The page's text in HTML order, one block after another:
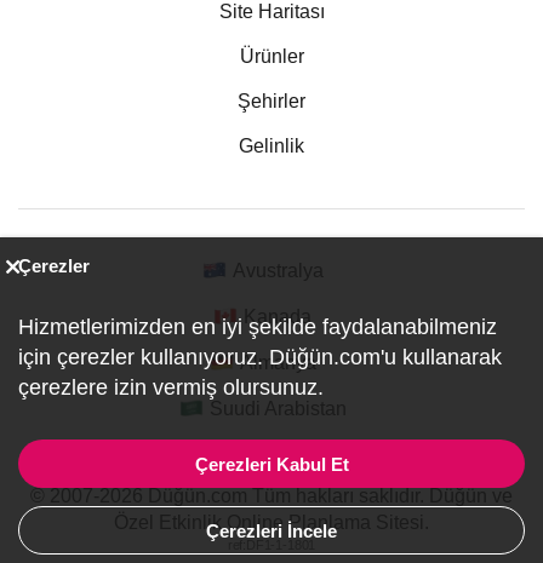
Site Haritası
Ürünler
Şehirler
Gelinlik
Kanada
Almanya
Özel Etkinlik Online Planlama Sitesi.
Çerezler
Hizmetlerimizden en iyi şekilde faydalanabilmeniz
için çerezler kullanıyoruz. Düğün.com'u kullanarak
çerezlere izin vermiş olursunuz.
Çerezleri Kabul Et
Çerezleri İncele